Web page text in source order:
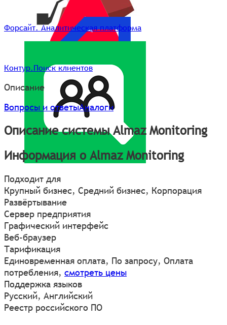
Форсайт. Аналитическая платформа
Контур.Поиск клиентов
Описание
Вопросы и ответыАналоги
Описание системы Almaz Monitoring
Информация о Almaz Monitoring
Подходит для
Крупный бизнес, Средний бизнес, Корпорация
Развёртывание
Сервер предприятия
Графический интерфейс
Веб-браузер
Тарификация
Единовременная оплата, По запросу, Оплата
потребления, смотреть цены
Поддержка языков
Русский, Английский
Реестр российского ПО